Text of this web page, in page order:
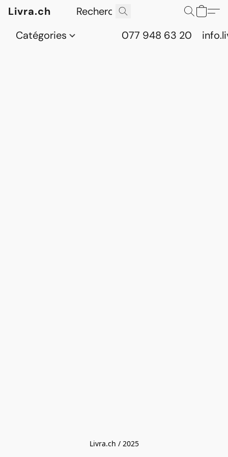
Livra.ch
Catégories
077 948 63 20
Livra.ch / 2025